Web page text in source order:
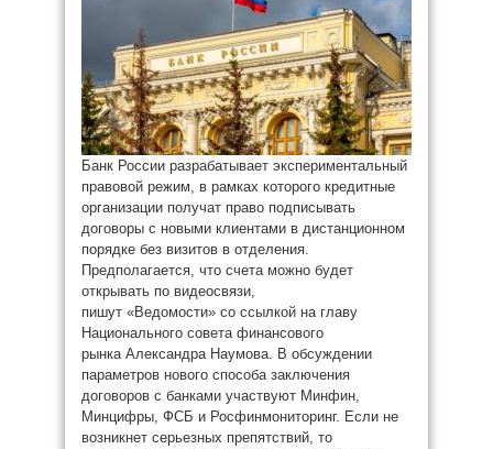
Банк России разрабатывает экспериментальный
правовой режим, в рамках которого кредитные
организации получат право подписывать
договоры с новыми клиентами в дистанционном
порядке без визитов в отделения.
Предполагается, что счета можно будет
открывать по видеосвязи,
пишут «Ведомости» со ссылкой на главу
Национального совета финансового
рынка Александра Наумова. В обсуждении
параметров нового способа заключения
договоров с банками участвуют Минфин,
Минцифры, ФСБ и Росфинмониторинг. Если не
возникнет серьезных препятствий, то